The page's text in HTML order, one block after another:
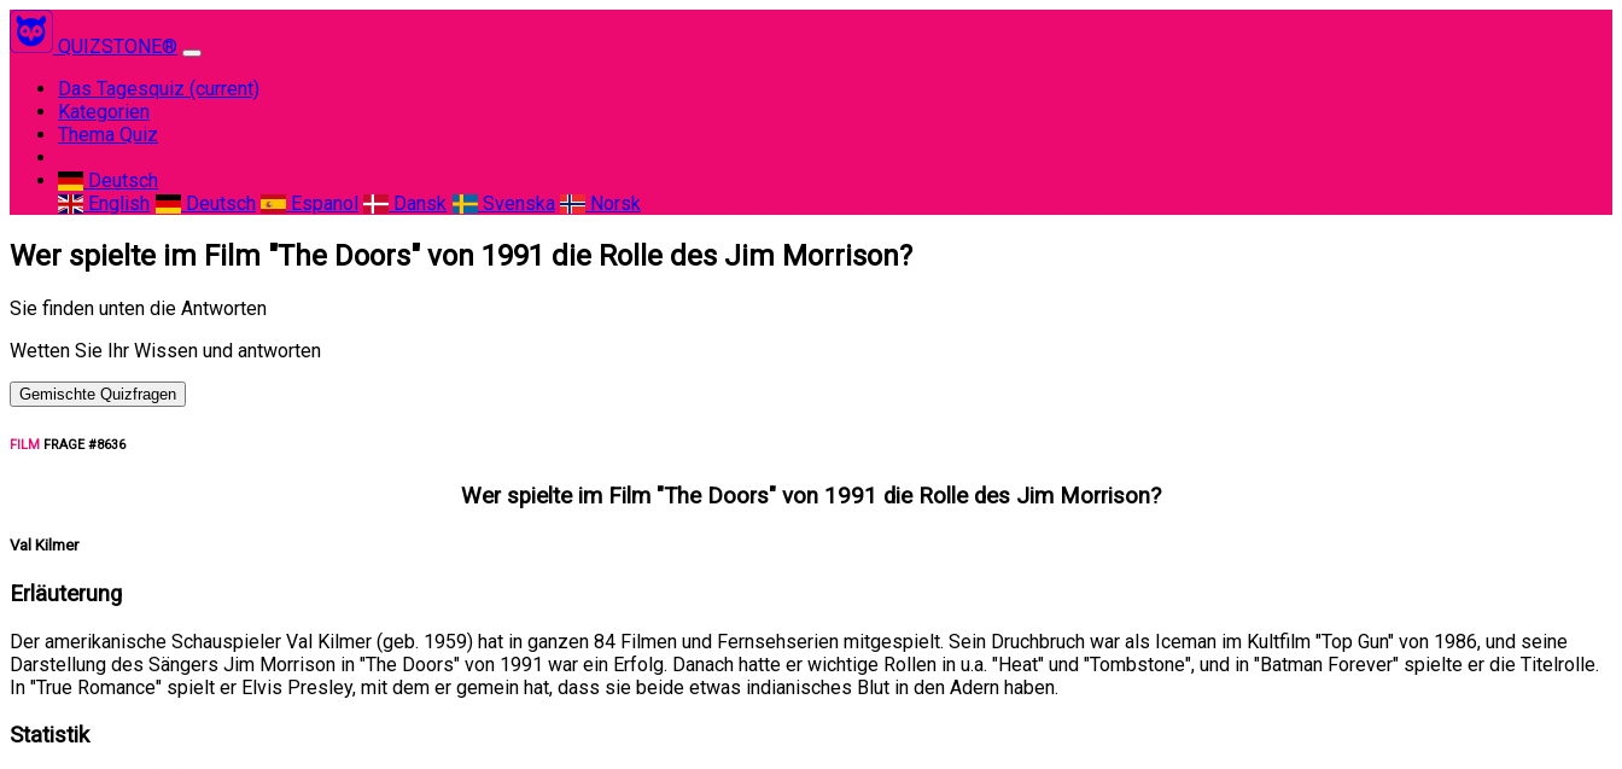
QUIZSTONE®
Das Tagesquiz (current)
Kategorien
Thema Quiz
Deutsch
English
Deutsch Espanol Dansk Svenska Norsk
Wer spielte im Film "The Doors" von 1991 die Rolle des Jim Morrison?
Sie finden unten die Antworten
Wetten Sie Ihr Wissen und antworten
Gemischte Quizfragen
FILM FRAGE #8636
Wer spielte im Film "The Doors" von 1991 die Rolle des Jim Morrison?
Val Kilmer
Erläuterung
Der amerikanische Schauspieler Val Kilmer (geb. 1959) hat in ganzen 84 Filmen und Fernsehserien mitgespielt. Sein Druchbruch war als Iceman im Kultfilm "Top Gun" von 1986, und seine
Darstellung des Sängers Jim Morrison in "The Doors" von 1991 war ein Erfolg. Danach hatte er wichtige Rollen in u.a. "Heat" und "Tombstone", und in "Batman Forever" spielte er die Titelrolle.
In "True Romance" spielt er Elvis Presley, mit dem er gemein hat, dass sie beide etwas indianisches Blut in den Adern haben.
Statistik